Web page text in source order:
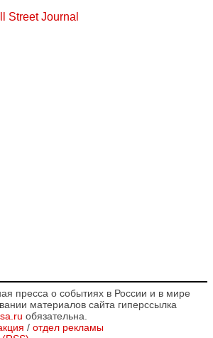
Street Journal
пресса о событиях в России и в мире
материалов сайта гиперссылка
обязательна.
/ отдел рекламы